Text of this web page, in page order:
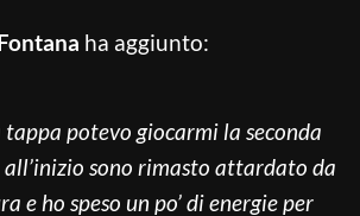
ha aggiunto:
tappa potevo giocarmi la seconda
all’inizio sono rimasto attardato da
e ho speso un po’ di energie per